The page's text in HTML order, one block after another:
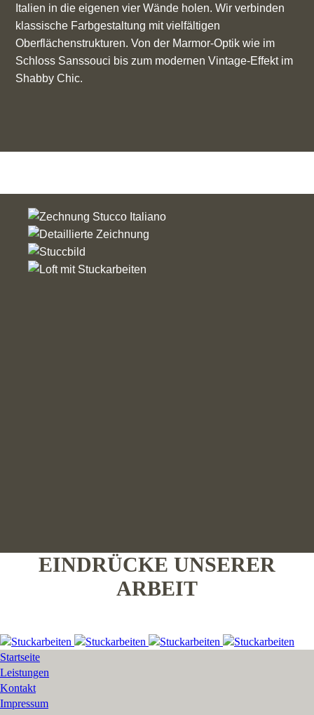
Italien in die eigenen vier Wände holen. Wir verbinden
klassische Farbgestaltung mit vielfältigen
Oberflächenstrukturen. Von der Marmor-Optik wie im
Schloss Sanssouci bis zum modernen Vintage-Effekt im
Shabby Chic.
EINDRÜCKE UNSERER
ARBEIT
Startseite
Leistungen
Kontakt
Impressum